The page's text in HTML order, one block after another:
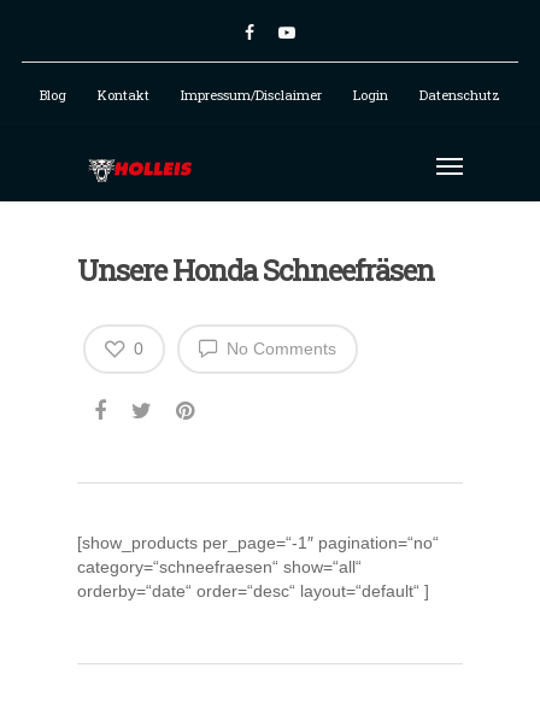
Blog Kontakt Impressum/Disclaimer Login Datenschutz
Unsere Honda Schneefräsen
No Comments
0
[show_products per_page=“-1″ pagination=“no“
category=“schneefraesen“ show=“all“
orderby=“date“ order=“desc“ layout=“default“ ]